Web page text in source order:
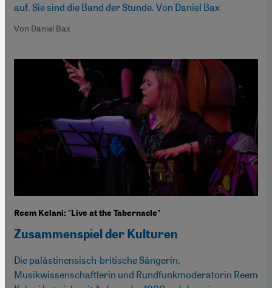
auf. Sie sind die Band der Stunde. Von Daniel Bax
Von Daniel Bax
Reem Kelani: "Live at the Tabernacle"
Zusammenspiel der Kulturen
Die palästinensisch-britische Sängerin,
Musikwissenschaftlerin und Rundfunkmoderatorin Reem